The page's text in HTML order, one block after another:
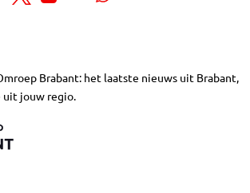
Brabant: het laatste nieuws uit Brabant,
jouw regio.